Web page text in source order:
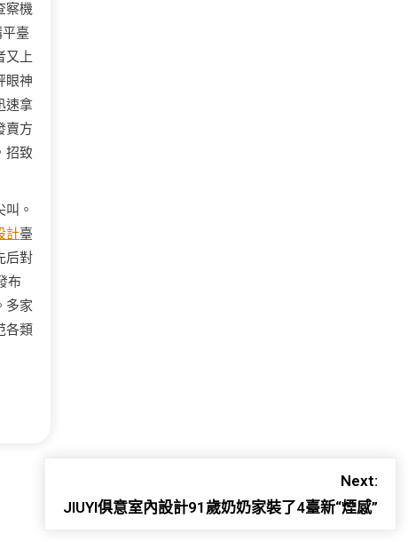
察機
臺
又上
眼神
速拿
賣方
招致
叫。
計臺
后對
布
多家
各類
Next:
JIUYI俱意室內設計91歲奶奶家裝了4臺新“煙感”